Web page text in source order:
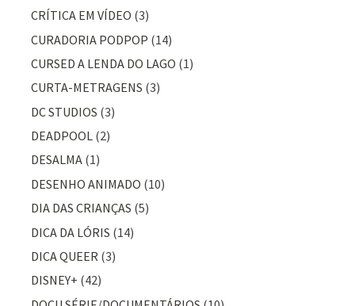
CRÍTICA EM VÍDEO (3)
CURADORIA PODPOP (14)
CURSED A LENDA DO LAGO (1)
CURTA-METRAGENS (3)
DC STUDIOS (3)
DEADPOOL (2)
DESALMA (1)
DESENHO ANIMADO (10)
DIA DAS CRIANÇAS (5)
DICA DA LÓRIS (14)
DICA QUEER (3)
DISNEY+ (42)